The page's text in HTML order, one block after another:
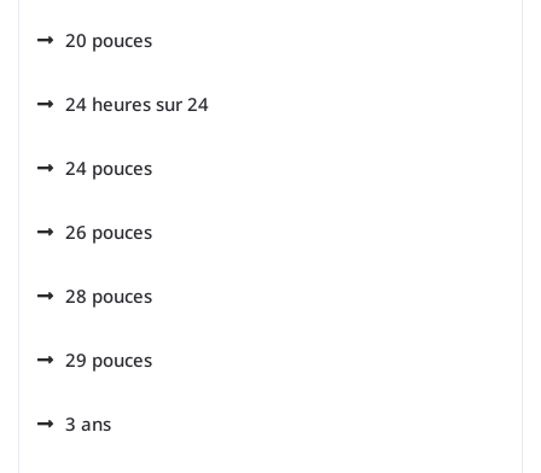
20 pouces
24 heures sur 24
24 pouces
26 pouces
28 pouces
29 pouces
3 ans